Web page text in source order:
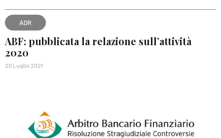
ADR
ABF: pubblicata la relazione sull’attività
2020
20 Luglio 2021